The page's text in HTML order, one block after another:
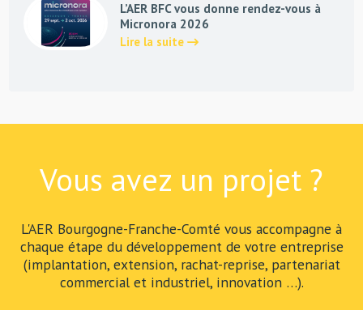
L’AER BFC vous donne rendez-vous à
Micronora 2026
Lire la suite
Vous avez un projet ?
L'AER Bourgogne-Franche-Comté vous accompagne à
chaque étape du développement de votre entreprise
(implantation, extension, rachat-reprise, partenariat
commercial et industriel, innovation …).